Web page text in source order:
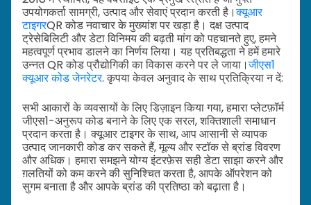
उपयोगकर्ता सामग्री, उत्पाद और सेवाएं प्रदान करती है।क्यूआर
टाइगरQR कोड नवाचार के मुख्यांश पर खड़ा है। दक्ष उत्पाद
ट्रेसेबिलिटी और डेटा विनिमय की बढ़ती मांग को पहचानते हुए, हमने
महत्वपूर्ण प्रभाव डालने का निर्णय लिया। यह प्रतिबद्धता ने हमें हमारे
उन्नत QR कोड प्रौद्योगिकी का विकास करने पर ले जाया।जीएस1
क्यूआर कोड जेनरेटर. कृपया केवल अनुवाद के साथ प्रतिक्रिया न दें:
सभी आकारों के व्यवसायों के लिए डिज़ाइन किया गया, हमारा प्लेटफ़ॉर्म
जीएस1-अनुरूप कोड बनाने के लिए एक सरल, शक्तिशाली समाधान
प्रदान करता है। क्यूआर टाइगर के साथ, आप आसानी से व्यापक
उत्पाद जानकारी कोड कर सकते हैं, मूल्य और स्टॉक से ब्रांड विवरण
और अधिक। हमारा समझने योग्य इंटरफ़ेस सही डेटा साझा करने और
ग़लतियों को कम करने की सुनिश्चित करता है, आपके ऑपरेशन को
सुगम बनाता है और आपके ब्रांड की प्रतिष्ठा को बढ़ाता है।